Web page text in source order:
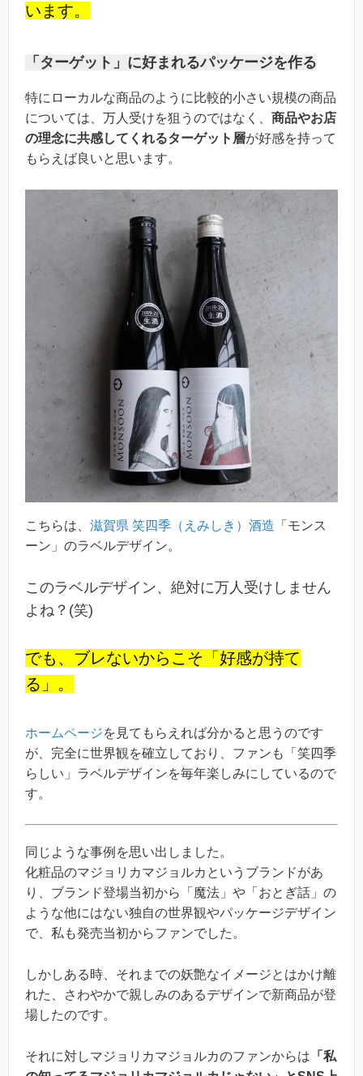
います。
「ターゲット」に好まれるパッケージを作る
特にローカルな商品のように比較的小さい規模の商品
については、万人受けを狙うのではなく、 商品やお店
の理念に共感してくれるターゲット層が好感を持って
もらえば良いと思います。
こちらは、 滋賀県 笑四季（えみしき）酒造 「モンス
ーン」のラベルデザイン。
このラベルデザイン、絶対に万人受けしません
よね？(笑)
でも、ブレないからこそ「好感が持て
る」。
ホームページを見てもらえれば分かると思うのです
が、完全に世界観を確立しており、ファンも「笑四季
らしい」ラベルデザインを毎年楽しみにしているので
す。
同じような事例を思い出しました。
化粧品のマジョリカマジョルカというブランドがあ
り、ブランド登場当初から「魔法」や「おとぎ話」の
ような他にはない独自の世界観やパッケージデザイン
で、私も発売当初からファンでした。
しかしある時、それまでの妖艶なイメージとはかけ離
れた、さわやかで親しみのあるデザインで新商品が登
場したのです。
それに対しマジョリカマジョルカのファンからは 「私